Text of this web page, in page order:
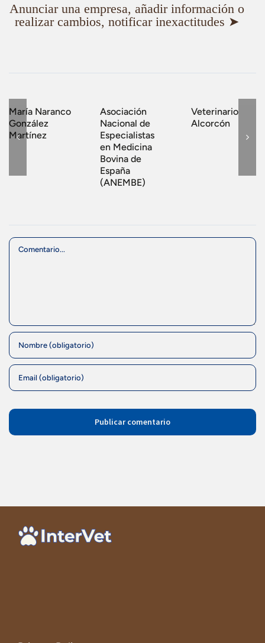
Anunciar una empresa, añadir información o
realizar cambios, notificar inexactitudes ➤
María Naranco
González
Martínez
Asociación
Nacional de
Especialistas
en Medicina
Bovina de
España
(ANEMBE)
Veterinario
Alcorcón
Comment